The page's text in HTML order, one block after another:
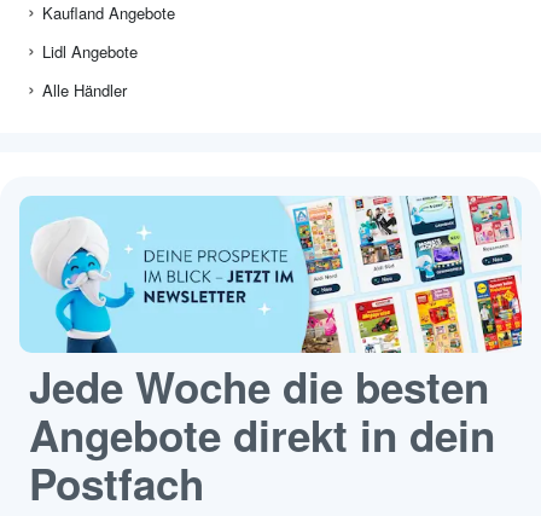
Kaufland Angebote
Lidl Angebote
Alle Händler
Jede Woche die besten
Angebote direkt in dein
Postfach